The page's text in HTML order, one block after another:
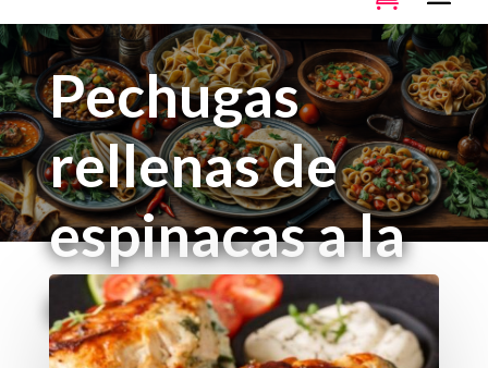
Pechugas
rellenas de
espinacas a la
crema